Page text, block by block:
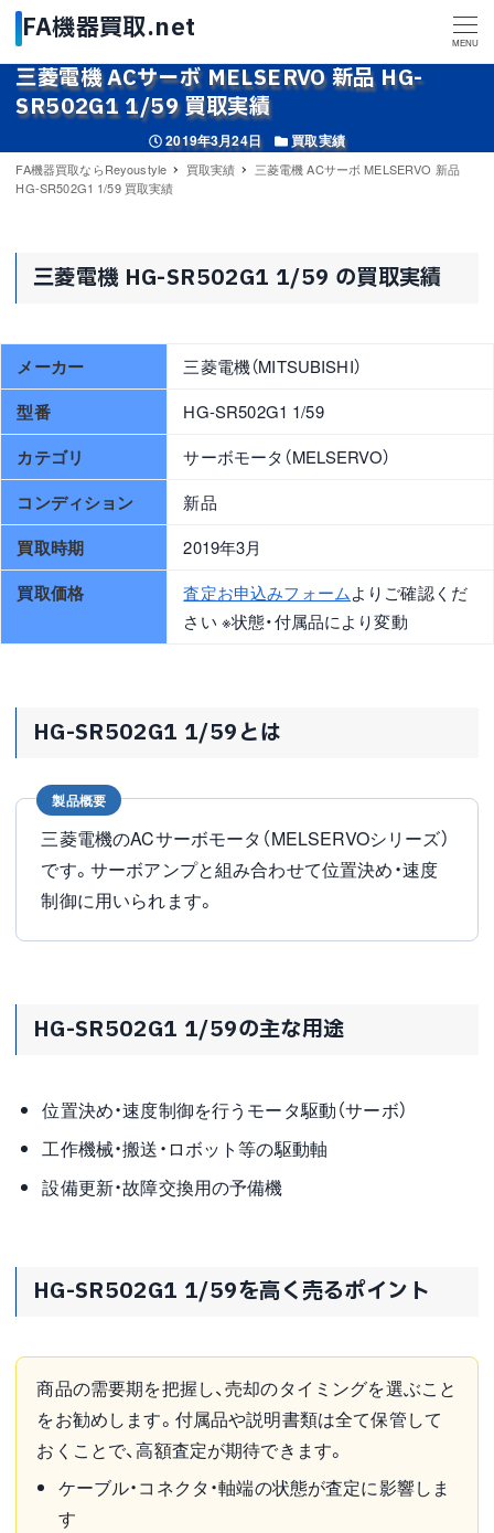
MENU
三菱電機 ACサーボ MELSERVO 新品 HG-
SR502G1 1/59 買取実績
投稿日
2019年3月24日 カテゴリー
買取実績
FA機器買取ならReyoustyle 買取実績
三菱電機 ACサーボ MELSERVO 新品
HG-SR502G1 1/59 買取実績
三菱電機 HG-SR502G1 1/59 の買取実績
メーカー 三菱電機（MITSUBISHI）
型番 HG-SR502G1 1/59
カテゴリ サーボモータ（MELSERVO）
コンディション 新品
買取時期 2019年3月
買取価格 査定お申込みフォームよりご確認くだ
さい ※状態・付属品により変動
HG-SR502G1 1/59とは
製品概要
三菱電機のACサーボモータ（MELSERVOシリーズ）
です。サーボアンプと組み合わせて位置決め・速度
制御に用いられます。
HG-SR502G1 1/59の主な用途
位置決め・速度制御を行うモータ駆動（サーボ）
工作機械・搬送・ロボット等の駆動軸
設備更新・故障交換用の予備機
HG-SR502G1 1/59を高く売るポイント
商品の需要期を把握し、売却のタイミングを選ぶこと
をお勧めします。付属品や説明書類は全て保管して
おくことで、高額査定が期待できます。
ケーブル・コネクタ・軸端の状態が査定に影響しま
す